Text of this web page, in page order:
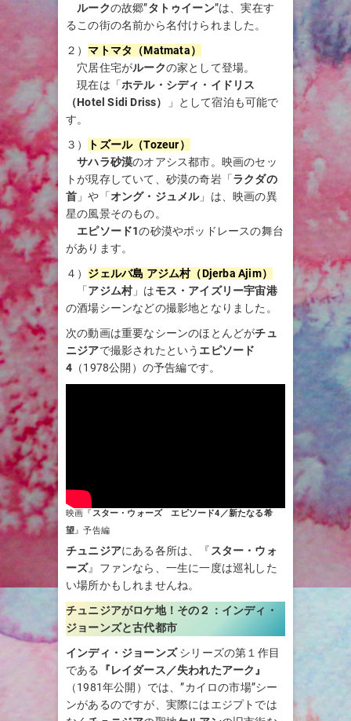
ルークの故郷”タトゥイーン”は、実在す
るこの街の名前から名付けられました。
２） マトマタ（Matmata）
穴居住宅がルークの家として登場。
現在は「ホテル・シディ・イドリス
（Hotel Sidi Driss）
」として宿泊も可能で
す。
３）
トズール（Tozeur）
サハラ砂漠のオアシス都市。映画のセッ
トが現存していて、砂漠の奇岩「ラクダの
首 」や「オング・ジュメル」は、映画の異
星の風景そのもの。
エピソード1の砂漠やポッドレースの舞台
があります。
４） ジェルバ島 アジム村（Djerba Ajim）
「アジム村」はモス・アイズリー宇宙港
の酒場シーンなどの撮影地となりました。
次の動画は重要なシーンのほとんどがチュ
ニジアで撮影されたという エピソード
4 （1978公開）の予告編です。
映画『 スター・ウォーズ エピソード4／新たなる希
望』予告編
チュニジアにある各所は、『スター・ウォ
ーズ』ファンなら、一生に一度は巡礼した
い場所かもしれませんね。
チュニジアがロケ地！その２： インディ・
ジョーンズと古代都市
インディ・ジョーンズシリーズの第１作目
である
『レイダース／失われたアーク』
（1981年公開）では、”カイロの市場”シー
ンがあるのですが、実際にはエジプトでは